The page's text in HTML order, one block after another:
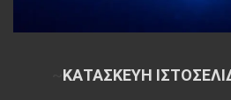
ΚΑΤΑΣΚΕΥΗ